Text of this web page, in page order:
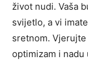
život nudi. Vaša
svijetlo, a vi
sretnom.
optimizam i